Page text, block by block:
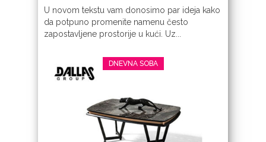
U novom tekstu vam donosimo par ideja kako
da potpuno promenite namenu često
zapostavljene prostorije u kući. Uz...
DNEVNA SOBA